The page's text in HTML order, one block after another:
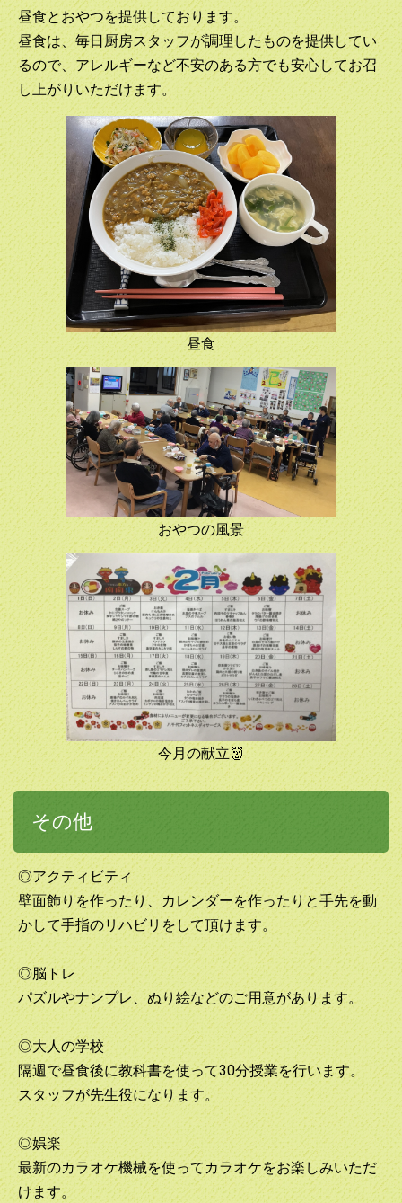
昼食とおやつを提供しております。
昼食は、毎日厨房スタッフが調理したものを提供してい
るので、アレルギーなど不安のある方でも安心してお召
し上がりいただけます。
昼食
おやつの風景
今月の献立👹
その他
◎アクティビティ
壁面飾りを作ったり、カレンダーを作ったりと手先を動
かして手指のリハビリをして頂けます。
◎脳トレ
パズルやナンプレ、ぬり絵などのご用意があります。
◎大人の学校
隔週で昼食後に教科書を使って30分授業を行います。
スタッフが先生役になります。
◎娯楽
最新のカラオケ機械を使ってカラオケをお楽しみいただ
けます。